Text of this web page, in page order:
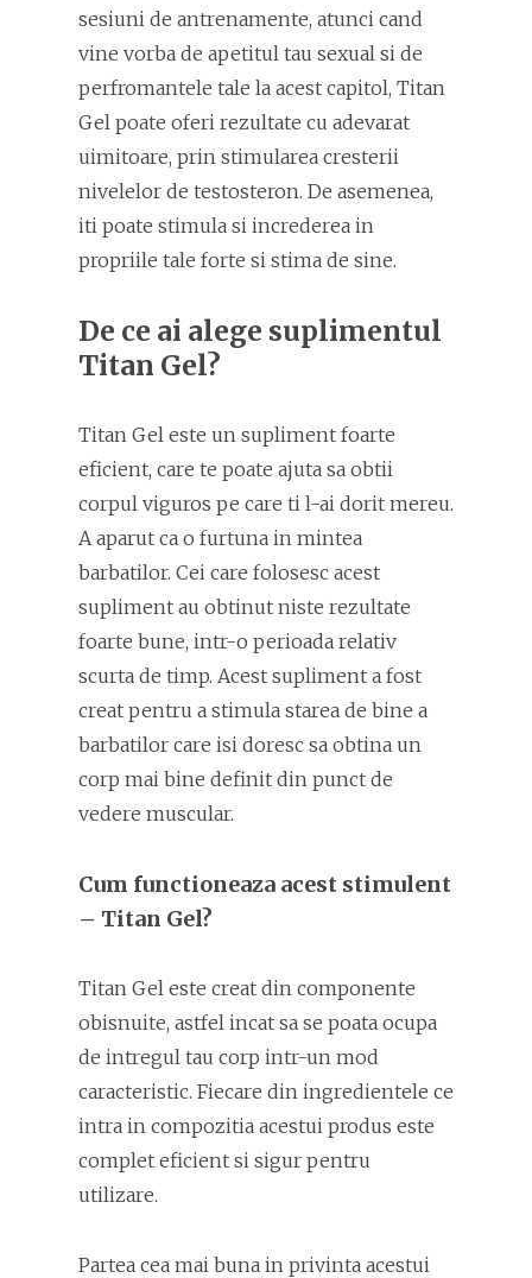
sesiuni de antrenamente, atunci cand
vine vorba de apetitul tau sexual si de
perfromantele tale la acest capitol, Titan
Gel poate oferi rezultate cu adevarat
uimitoare, prin stimularea cresterii
nivelelor de testosteron. De asemenea,
iti poate stimula si increderea in
propriile tale forte si stima de sine.
De ce ai alege suplimentul
Titan Gel?
Titan Gel este un supliment foarte
eficient, care te poate ajuta sa obtii
corpul viguros pe care ti l-ai dorit mereu.
A aparut ca o furtuna in mintea
barbatilor. Cei care folosesc acest
supliment au obtinut niste rezultate
foarte bune, intr-o perioada relativ
scurta de timp. Acest supliment a fost
creat pentru a stimula starea de bine a
barbatilor care isi doresc sa obtina un
corp mai bine definit din punct de
vedere muscular.
Cum functioneaza acest stimulent
– Titan Gel?
Titan Gel este creat din componente
obisnuite, astfel incat sa se poata ocupa
de intregul tau corp intr-un mod
caracteristic. Fiecare din ingredientele ce
intra in compozitia acestui produs este
complet eficient si sigur pentru
utilizare.
Partea cea mai buna in privinta acestui